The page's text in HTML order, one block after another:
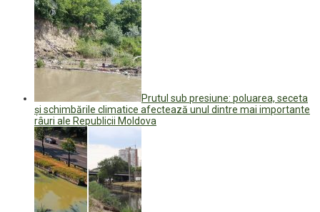
Prutul sub presiune: poluarea, seceta
și schimbările climatice afectează unul dintre mai importante
râuri ale Republicii Moldova